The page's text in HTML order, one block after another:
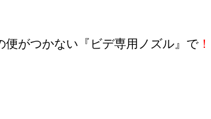
がつかない『ビデ専用ノズル』で！